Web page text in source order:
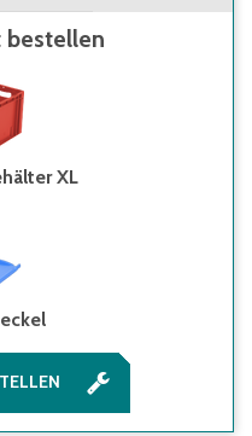
bestellen
XL